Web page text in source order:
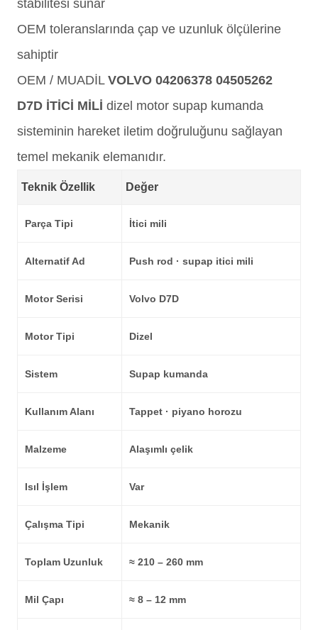
stabilitesi sunar
OEM toleranslarında çap ve uzunluk ölçülerine
sahiptir
OEM / MUADİL VOLVO 04206378 04505262
D7D İTİCİ MİLİ dizel motor supap kumanda
sisteminin hareket iletim doğruluğunu sağlayan
temel mekanik elemanıdır.
Teknik Özellik Değer
Parça Tipi İtici mili
Alternatif Ad Push rod · supap itici mili
Motor Serisi Volvo D7D
Motor Tipi Dizel
Sistem Supap kumanda
Kullanım Alanı Tappet · piyano horozu
Malzeme Alaşımlı çelik
Isıl İşlem Var
Çalışma Tipi Mekanik
Toplam Uzunluk ≈ 210 – 260 mm
Mil Çapı ≈ 8 – 12 mm